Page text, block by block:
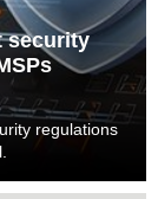
security
regulations